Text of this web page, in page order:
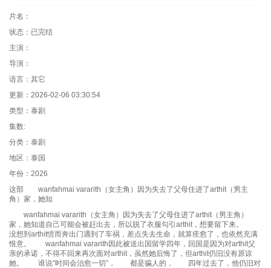
片名：
状态：已完结
主演：
导演：
语言：其它
更新：2026-02-06 03:30:54
类型：泰剧
集数:
分类：泰剧
地区：泰国
年份：2026
这部 wanfahmai vararith（女主角）因为失去了父母住进了arthit（男主
角）家，她知
wanfahmai vararith（女主角）因为失去了父母住进了arthit（男主角）
家，她知道自己可能会被赶出去，所以脱了衣服勾引arthit，想要留下来。
没想到arthit愤而奔出门遇到了车祸，差点失去生命，就算痊愈了，也依然充满
恨意。 wanfahmai vararith因此被送出国留学四年，回国是因为对arthit父
亲的承诺，不得不回来再次面对arthit，虽然她后悔了，但arthit仍旧没有原谅
她。 谁说“时间会治愈一切”， 都是骗人的， 四年过去了，他仍旧对